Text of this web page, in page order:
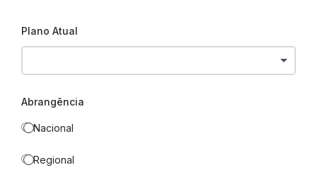
Plano Atual
Abrangência
Nacional
Regional